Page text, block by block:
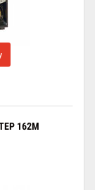
162М